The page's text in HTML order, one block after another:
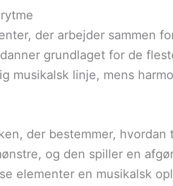
der arbejder sammen
grundlaget for de
musikalsk linje, mens
der bestemmer, hvordan
og den spiller en
elementer en musikalsk